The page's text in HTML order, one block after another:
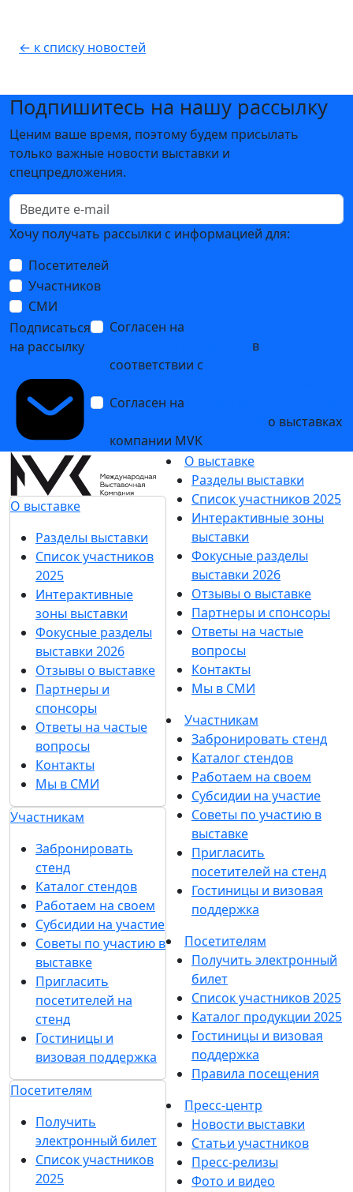
← к списку новостей
Подпишитесь на нашу рассылку
Ценим ваше время, поэтому будем присылать
только важные новости выставки и
спецпредложения.
Хочу получать рассылки с информацией для:
Посетителей
Участников
СМИ
Подписаться
на рассылку
Согласен на
в
соответствии с
Согласен на
о выставках
компании MVK
О выставке
Разделы выставки
Список участников
2025
Интерактивные
зоны выставки
Фокусные разделы
выставки 2026
Отзывы о выставке
Партнеры и
спонсоры
Ответы на частые
вопросы
Контакты
Мы в СМИ
Участникам
Забронировать
стенд
Каталог стендов
Работаем на своем
Субсидии на участие
Советы по участию в
выставке
Пригласить
посетителей на
стенд
Гостиницы и
визовая поддержка
Посетителям
Получить
электронный билет
Список участников
2025
О выставке
Разделы выставки
Список участников 2025
Интерактивные зоны
выставки
Фокусные разделы
выставки 2026
Отзывы о выставке
Партнеры и спонсоры
Ответы на частые
вопросы
Контакты
Мы в СМИ
Участникам
Забронировать стенд
Каталог стендов
Работаем на своем
Субсидии на участие
Советы по участию в
выставке
Пригласить
посетителей на стенд
Гостиницы и визовая
поддержка
Посетителям
Получить электронный
билет
Список участников 2025
Каталог продукции 2025
Гостиницы и визовая
поддержка
Правила посещения
Пресс-центр
Новости выставки
Статьи участников
Пресс-релизы
Фото и видео